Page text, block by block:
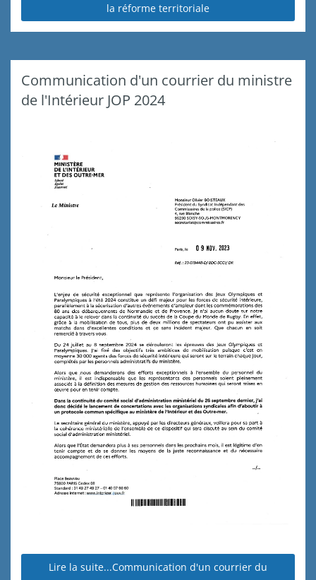
la réforme territoriale
Communication d'un courrier du ministre
de l'Intérieur JOP 2024
Lire la suite...Communication d'un courrier du